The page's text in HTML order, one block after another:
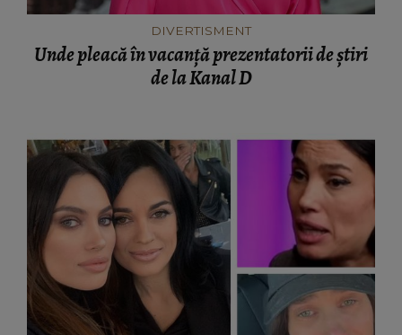
DIVERTISMENT
Unde pleacă în vacanță prezentatorii de știri
de la Kanal D